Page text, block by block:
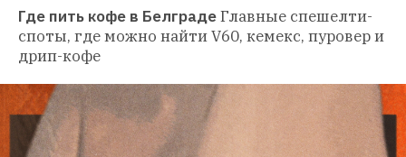
Где пить кофе в БелградеГлавные спешелти-
споты, где можно найти V60, кемекс, пуровер и
дрип-кофе